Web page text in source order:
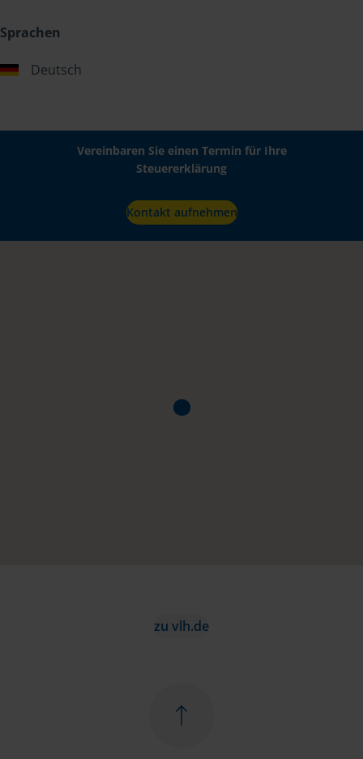
Sprachen
Deutsch
Vereinbaren Sie einen Termin für Ihre
Steuererklärung
Kontakt aufnehmen
zu vlh.de